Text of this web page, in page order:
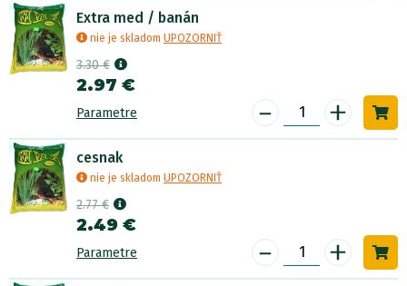
Extra med / banán
nie je skladom UPOZORNIŤ
3.30 €
2.97 €
Parametre - +
cesnak
nie je skladom UPOZORNIŤ
2.77 €
2.49 €
Parametre - +